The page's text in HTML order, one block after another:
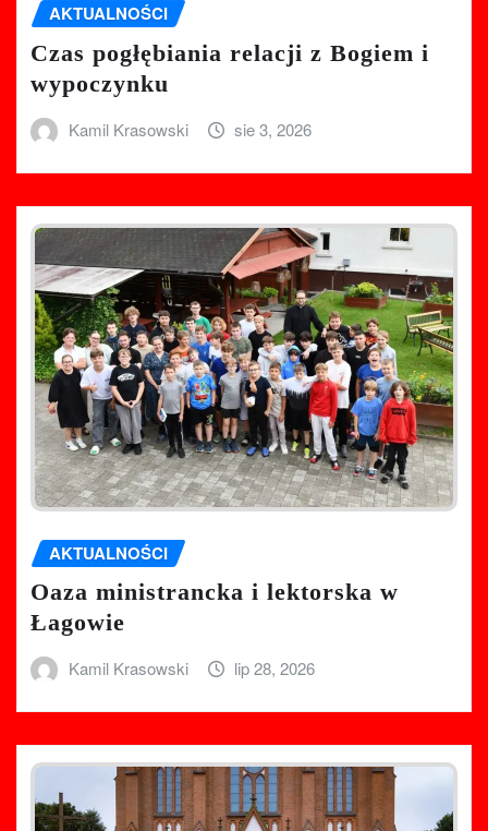
AKTUALNOŚCI
Czas pogłębiania relacji z Bogiem i
wypoczynku
Kamil Krasowski sie 3, 2026
AKTUALNOŚCI
Oaza ministrancka i lektorska w
Łagowie
Kamil Krasowski lip 28, 2026